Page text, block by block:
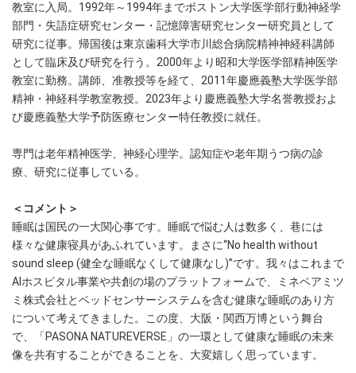
教室に入局。1992年～1994年までボストン大学医学部行動神経学
部門・失語症研究センター・記憶障害研究センター研究員として
研究に従事。帰国後は東京歯科大学市川総合病院精神神経科講師
として臨床及び研究を行う。2000年より昭和大学医学部精神医学
教室に勤務。講師、准教授等を経て、2011年慶應義塾大学医学部
精神・神経科学教室教授。2023年より慶應義塾大学名誉教授およ
び慶應義塾大学予防医療センター特任教授に就任。
専門は老年精神医学、神経心理学。認知症や老年期うつ病の診
療、研究に従事している。
＜コメント＞
睡眠は国民の一大関心事です。睡眠で悩む人は数多く、巷には
様々な健康寝具があふれています。まさに“No health without
sound sleep (健全な睡眠なくして健康なし)”です。我々はこれまで
AIホスピタル事業や共創の場のプラットフォームで、ミネベアミツ
ミ株式会社とベッドセンサーシステムを含む健康な睡眠のあり方
について考えてきました。この度、大阪・関西万博という舞台
で、「PASONA NATUREVERSE」の一環として健康な睡眠の未来
像を共有することができることを、大変嬉しく思っています。